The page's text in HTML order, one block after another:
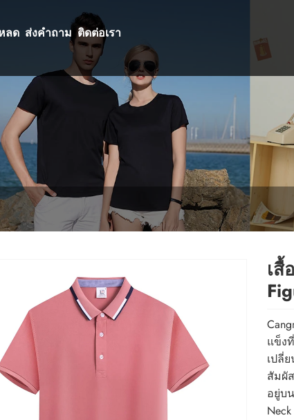
ลด ส่งคำถาม ติดต่อเรา
เ
แข็ง
เปลี่
สัมผั
อยู่บ